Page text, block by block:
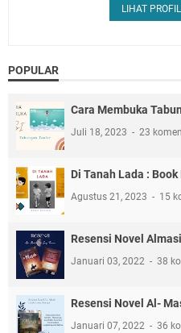
LIHAT
POPULAR
Cara Membuka
Juli 18, 2023 23
Di Tanah Lada : Book
Agustus 21, 2023 15
Resensi Novel
Januari 03, 2022 38
Resensi Novel Al-
Januari 07, 2022 36